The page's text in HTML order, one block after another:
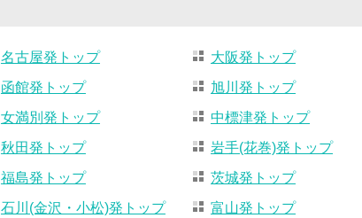
名古屋発トップ 大阪発トップ
函館発トップ 旭川発トップ
女満別発トップ 中標津発トップ
秋田発トップ 岩手(花巻)発トップ
福島発トップ 茨城発トップ
石川(金沢・小松)発トップ 富山発トップ